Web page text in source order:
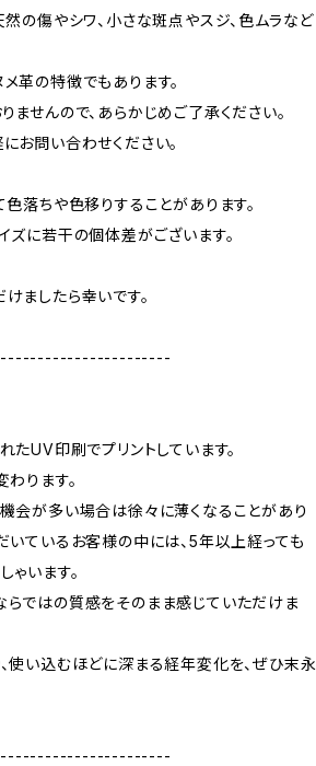
の傷やシワ、小さな斑点やスジ、色ムラなど
革の特徴でもあります。
せんので、あらかじめご了承ください。
お問い合わせください。
落ちや色移りすることがあります。
ズに若干の個体差がございます。
ましたら幸いです。
たUV印刷でプリントしています。
ります。
会が多い場合は徐々に薄くなることがあり
いているお客様の中には、5年以上経っても
ゃいます。
ではの質感をそのまま感じていただけま
使い込むほどに深まる経年変化を、ぜひ末永